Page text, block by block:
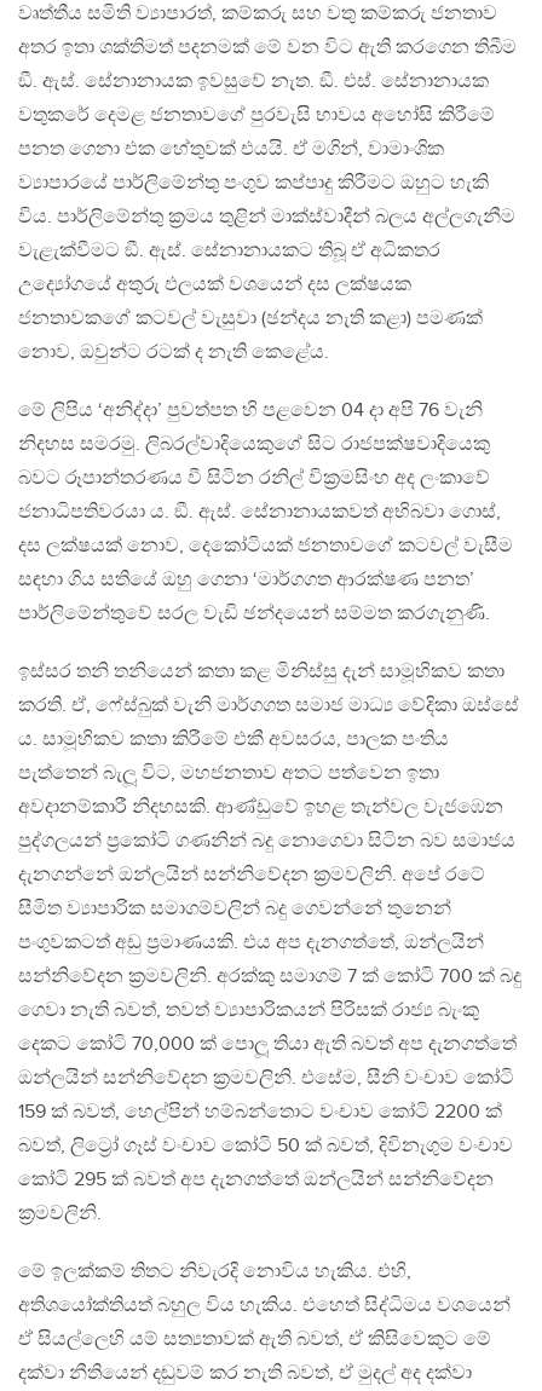
වෘත්තීය සමිති ව්‍යාපාරත්, කම්කරු සහ වතු කම්කරු ජනතාව
අතර ඉතා ශක්තිමත් පදනමක් මේ වන විට ඇති කරගෙන තිබීම
ඞී. ඇස්. සේනානායක ඉවසුවේ නැත. ඞී. එස්. සේනානායක
වතුකරේ දෙමළ ජනතාවගේ පුරවැසි භාවය අහෝසි කිරීමේ
පනත ගෙනා එක හේතුවක් එයයි. ඒ මගින්, වාමාංශික
ව්‍යාපාරයේ පාර්ලිමේන්තු පංගුව කප්පාදු කිරීමට ඔහුට හැකි
විය. පාර්ලිමේන්තු ක්‍රමය තුළින් මාක්ස්වාදීන් බලය අල්ලගැනීම
වැළැක්වීමට ඞී. ඇස්. සේනානායකට තිබූ ඒ අධිකතර
උද්‍යෝගයේ අතුරු ඵලයක් වශයෙන් දස ලක්ෂයක
ජනතාවකගේ කටවල් වැසුවා (ඡන්දය නැති කළා) පමණක්
නොව, ඔවුන්ට රටක් ද නැති කෙළේය.
මේ ලිපිය ‘අනිද්දා’ පුවත්පත හි පළවෙන 04 දා අපි 76 වැනි
නිදහස සමරමු. ලිබරල්වාදියෙකුගේ සිට රාජපක්ෂවාදියෙකු
බවට රූපාන්තරණය වී සිටින රනිල් වික්‍රමසිංහ අද ලංකාවේ
ජනාධිපතිවරයා ය. ඞී. ඇස්. සේනානායකවත් අභිබවා ගොස්,
දස ලක්ෂයක් නොව, දෙකෝටියක් ජනතාවගේ කටවල් වැසීම
සඳහා ගිය සතියේ ඔහු ගෙනා ‘මාර්ගගත ආරක්ෂණ පනත’
පාර්ලිමේන්තුවේ සරල වැඩි ඡන්දයෙන් සම්මත කරගැනුණි.
ඉස්සර තනි තනියෙන් කතා කළ මිනිස්සු දැන් සාමූහිකව කතා
කරති. ඒ, ෆේස්බුක් වැනි මාර්ගගත සමාජ මාධ්‍ය වේදිකා ඔස්සේ
ය. සාමූහිකව කතා කිරීමේ එකී අවසරය, පාලක පංතිය
පැත්තෙන් බැලූ විට, මහජනතාව අතට පත්වෙන ඉතා
අවදානම්කාරී නිදහසකි. ආණ්ඩුවේ ඉහළ තැන්වල වැජඹෙන
පුද්ගලයන් ප්‍රකෝටි ගණනින් බදු නොගෙවා සිටින බව සමාජය
දැනගන්නේ ඔන්ලයින් සන්නිවේදන ක්‍රමවලිනි. අපේ රටේ
සීමිත ව්‍යාපාරික සමාගම්වලින් බදු ගෙවන්නේ තුනෙන්
පංගුවකටත් අඩු ප්‍රමාණයකි. එය අප දැනගත්තේ, ඔන්ලයින්
සන්නිවේදන ක්‍රමවලිනි. අරක්කු සමාගම් 7 ක් කෝටි 700 ක් බදු
ගෙවා නැති බවත්, තවත් ව්‍යාපාරිකයන් පිරිසක් රාජ්‍ය බැංකු
දෙකට කෝටි 70,000 ක් පොලූ තියා ඇති බවත් අප දැනගත්තේ
ඔන්ලයින් සන්නිවේදන ක්‍රමවලිනි. එසේම, සීනි වංචාව කෝටි
159 ක් බවත්, හෙල්පින් හම්බන්තොට වංචාව කෝටි 2200 ක්
බවත්, ලිට්‍රෝ ගෑස් වංචාව කෝටි 50 ක් බවත්, දිවිනැගුම වංචාව
කෝටි 295 ක් බවත් අප දැනගත්තේ ඔන්ලයින් සන්නිවේදන
ක්‍රමවලිනි.
මේ ඉලක්කම් තිතට නිවැරදි නොවිය හැකිය. එහි,
අතිශයෝක්තියත් බහුල විය හැකිය. එහෙත් සිද්ධිමය වශයෙන්
ඒ සියල්ලෙහි යම් සත්‍යතාවක් ඇති බවත්, ඒ කිසිවෙකුට මේ
දක්වා නීතියෙන් දඬුවම් කර නැති බවත්, ඒ මුදල් අද දක්වා